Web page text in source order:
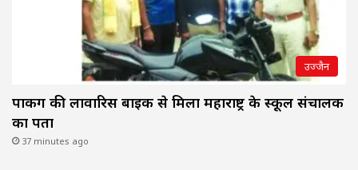
उज्जैन
पार्किंग की लावारिस बाइक से मिला महाराष्ट्र के स्कूल संचालक
का पता
37 minutes ago